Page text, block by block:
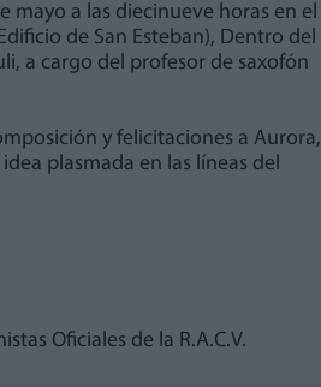
mayo a las diecinueve horas en el
de San Esteban), Dentro del
a cargo del profesor de saxofón
y felicitaciones a Aurora,
plasmada en las líneas del
Oficiales de la R.A.C.V.